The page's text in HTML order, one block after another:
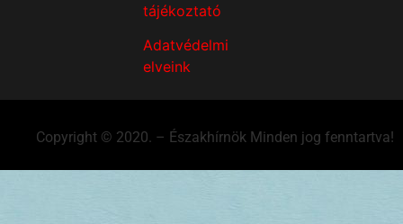
tájékoztató
Adatvédelmi
elveink
Copyright © 2020. – Északhírnök Minden jog fenntartva!